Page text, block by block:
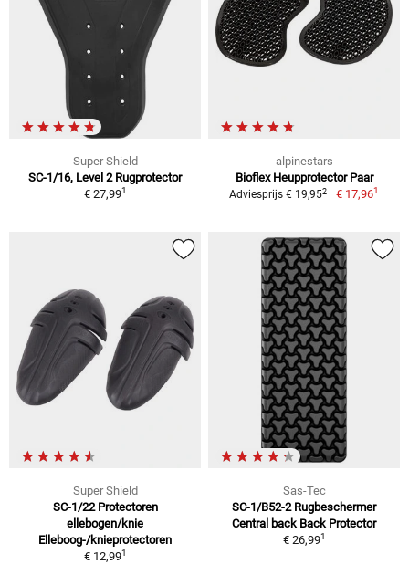
Super Shield
SC-1/16, Level 2 Rugprotector
€ 27,991
alpinestars
Bioflex Heupprotector Paar
Adviesprijs € 19,952 € 17,961
Super Shield
SC-1/22 Protectoren
ellebogen/knie
Elleboog-/knieprotectoren
€ 12,991
Sas-Tec
SC-1/B52-2 Rugbeschermer
Central back Back Protector
€ 26,991